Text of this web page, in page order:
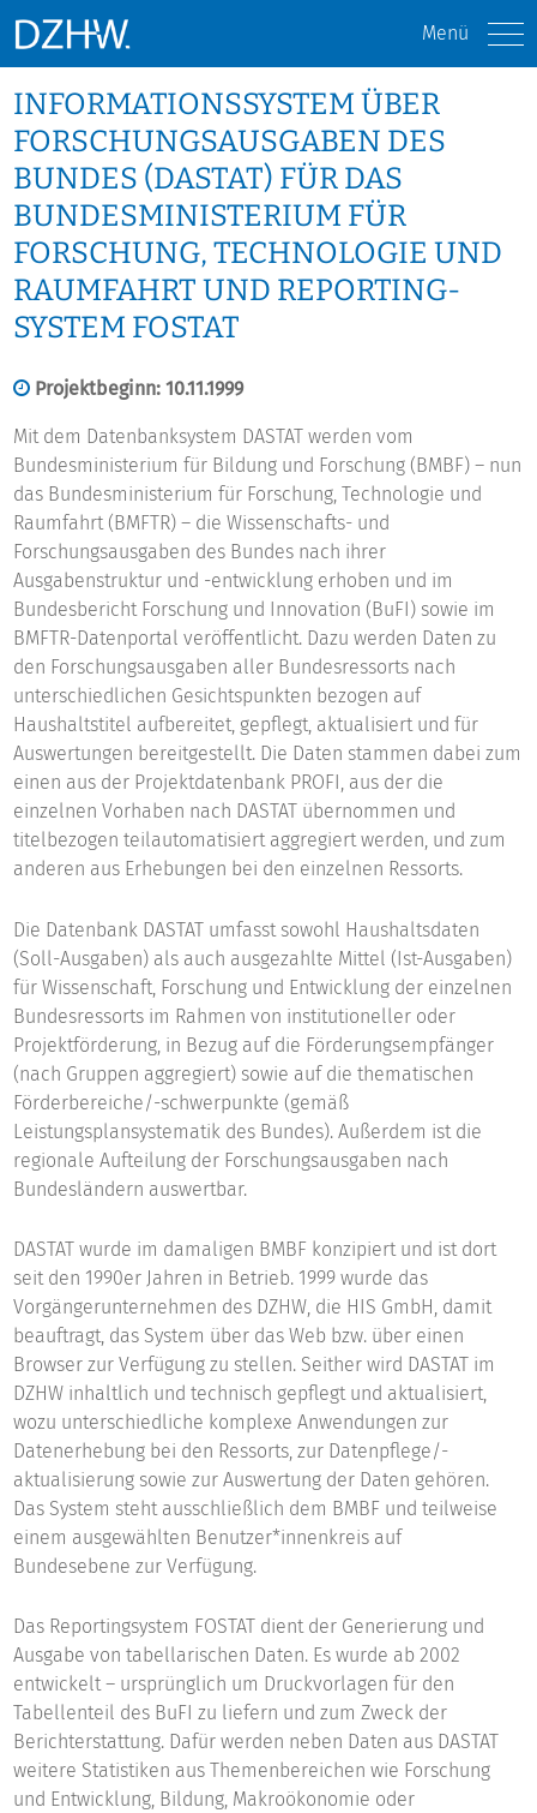
Menü
INFORMATIONSSYSTEM ÜBER
FORSCHUNGSAUSGABEN DES
BUNDES (DASTAT) FÜR DAS
BUNDESMINISTERIUM FÜR
FORSCHUNG, TECHNOLOGIE UND
RAUMFAHRT UND REPORTING-
SYSTEM FOSTAT
Projektbeginn: 10.11.1999
Mit dem Datenbanksystem DASTAT werden vom
Bundesministerium für Bildung und Forschung (BMBF) – nun
das Bundesministerium für Forschung, Technologie und
Raumfahrt (BMFTR) – die Wissenschafts- und
Forschungsausgaben des Bundes nach ihrer
Ausgabenstruktur und ­-entwicklung erhoben und im
Bundesbericht Forschung und Innovation (BuFI) sowie im
BMFTR-Datenportal veröffentlicht. Dazu werden Daten zu
den Forschungsausgaben aller Bundesressorts nach
unterschiedlichen Gesichtspunkten bezogen auf
Haushaltstitel aufbereitet, gepflegt, aktualisiert und für
Auswertungen bereitgestellt. Die Daten stammen dabei zum
einen aus der Projektdatenbank PROFI, aus der die
einzelnen Vorhaben nach DASTAT übernommen und
titelbezogen teilautomatisiert aggregiert werden, und zum
anderen aus Erhebungen bei den einzelnen Ressorts.
Die Datenbank DASTAT umfasst sowohl Haushaltsdaten
(Soll-Ausgaben) als auch ausgezahlte Mittel (Ist-Ausgaben)
für Wissenschaft, Forschung und Entwicklung der einzelnen
Bundesressorts im Rahmen von institutioneller oder
Projektförderung, in Bezug auf die Förderungsempfänger
(nach Gruppen aggregiert) sowie auf die thematischen
Förderbereiche/-schwerpunkte (gemäß
Leistungsplansystematik des Bundes). Außerdem ist die
regionale Aufteilung der Forschungsausgaben nach
Bundesländern auswertbar.
DASTAT wurde im damaligen BMBF konzipiert und ist dort
seit den 1990er Jahren in Betrieb. 1999 wurde das
Vorgängerunternehmen des DZHW, die HIS GmbH, damit
beauftragt, das System über das Web bzw. über einen
Browser zur Verfügung zu stellen. Seither wird DASTAT im
DZHW inhaltlich und technisch gepflegt und aktualisiert,
wozu unterschiedliche komplexe Anwendungen zur
Datenerhebung bei den Ressorts, zur Datenpflege/-
aktualisierung sowie zur Auswertung der Daten gehören.
Das System steht ausschließlich dem BMBF und teilweise
einem ausgewählten Benutzer*innenkreis auf
Bundesebene zur Verfügung.
Das Reportingsystem FOSTAT dient der Generierung und
Ausgabe von tabellarischen Daten. Es wurde ab 2002
entwickelt – ursprünglich um Druckvorlagen für den
Tabellenteil des BuFI zu liefern und zum Zweck der
Berichterstattung. Dafür werden neben Daten aus DASTAT
weitere Statistiken aus Themenbereichen wie Forschung
und Entwicklung, Bildung, Makroökonomie oder